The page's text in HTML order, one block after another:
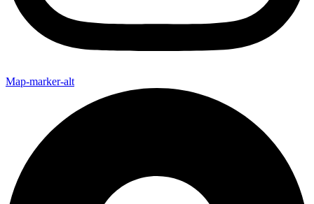
Map-marker-alt